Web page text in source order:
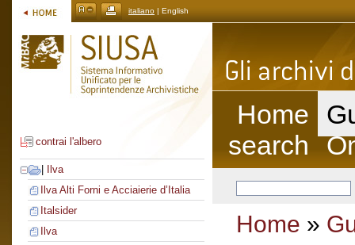
italiano | English
contrai l'albero
Ilva
Ilva Alti Forni e Acciaierie d’Italia
Italsider
Ilva
Home
search
Home »